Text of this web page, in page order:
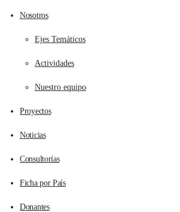
Nosotros
Ejes Temáticos
Actividades
Nuestro equipo
Proyectos
Noticias
Consultorías
Ficha por País
Donantes